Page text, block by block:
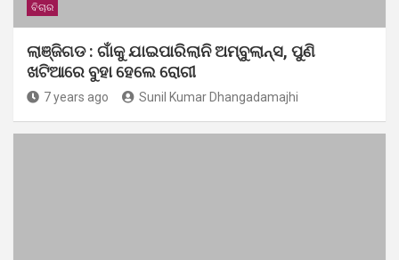
ବିଚାର
ଲାଞ୍ଜିଗଡ : ଗାଁକୁ ଯାଇପାରିଲାନି ଅମ୍ବୁଲାନ୍ସ, ପୁଣି
ଖଟିଆରେ ବୁହା ହେଲେ ରୋଗୀ
7 years ago Sunil Kumar Dhangadamajhi